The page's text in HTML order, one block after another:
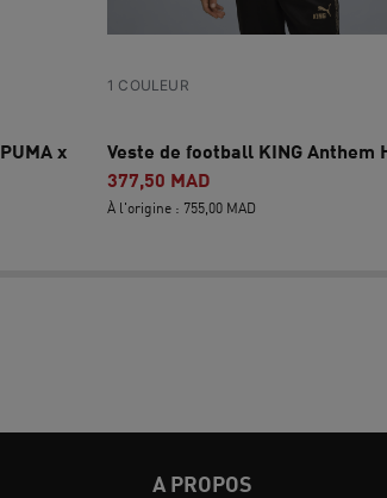
x
1 COULEUR
Veste de football KING Anthem
377,50 MAD
À l'origine : 755,00 MAD
A PROPOS